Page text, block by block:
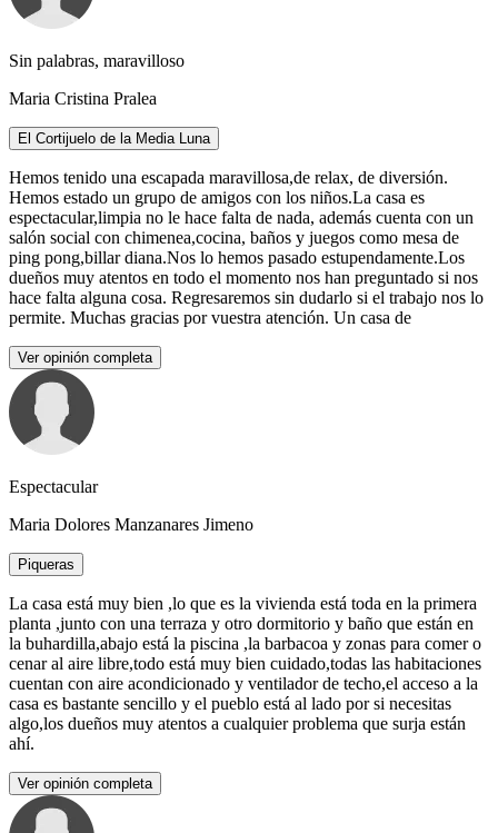
Sin palabras, maravilloso
Maria Cristina Pralea
El Cortijuelo de la Media Luna
Hemos tenido una escapada maravillosa,de relax, de diversión.
Hemos estado un grupo de amigos con los niños.La casa es
espectacular,limpia no le hace falta de nada, además cuenta con un
salón social con chimenea,cocina, baños y juegos como mesa de
ping pong,billar diana.Nos lo hemos pasado estupendamente.Los
dueños muy atentos en todo el momento nos han preguntado si nos
hace falta alguna cosa. Regresaremos sin dudarlo si el trabajo nos lo
permite. Muchas gracias por vuestra atención. Un casa de
Ver opinión completa
Espectacular
Maria Dolores Manzanares Jimeno
Piqueras
La casa está muy bien ,lo que es la vivienda está toda en la primera
planta ,junto con una terraza y otro dormitorio y baño que están en
la buhardilla,abajo está la piscina ,la barbacoa y zonas para comer o
cenar al aire libre,todo está muy bien cuidado,todas las habitaciones
cuentan con aire acondicionado y ventilador de techo,el acceso a la
casa es bastante sencillo y el pueblo está al lado por si necesitas
algo,los dueños muy atentos a cualquier problema que surja están
ahí.
Ver opinión completa